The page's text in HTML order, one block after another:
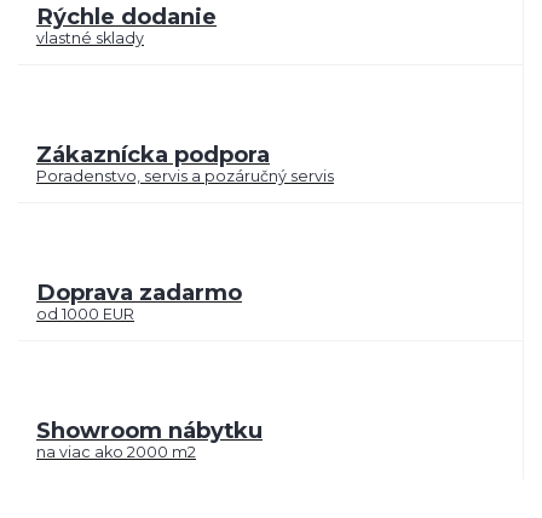
Rýchle dodanie
vlastné sklady
Zákaznícka podpora
Poradenstvo, servis a pozáručný servis
Doprava zadarmo
od 1000 EUR
Showroom nábytku
na viac ako 2000 m2